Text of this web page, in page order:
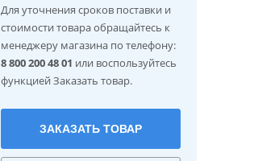
Для уточнения сроков поставки и
стоимости товара обращайтесь к
менеджеру магазина по телефону:
8 800 200 48 01 или воспользуйтесь
функцией Заказать товар.
ЗАКАЗАТЬ ТОВАР